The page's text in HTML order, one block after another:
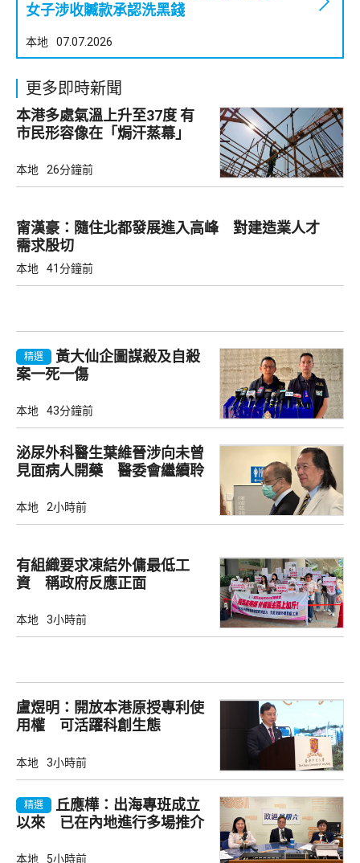
女子涉收贓款承認洗黑錢
本地 07.07.2026
更多即時新聞
本港多處氣溫上升至37度 有
市民形容像在「焗汗蒸幕」
本地 26分鐘前
甯漢豪：隨住北都發展進入高峰 對建造業人才
需求殷切
本地 41分鐘前
精選
黃大仙企圖謀殺及自殺
案一死一傷
本地 43分鐘前
泌尿外科醫生葉維晉涉向未曾
見面病人開藥 醫委會繼續聆
本地 2小時前
有組織要求凍結外傭最低工
資 稱政府反應正面
本地 3小時前
盧煜明：開放本港原授專利使
用權 可活躍科創生態
本地 3小時前
精選
丘應樺：出海專班成立
以來 已在內地進行多場推介
本地 5小時前